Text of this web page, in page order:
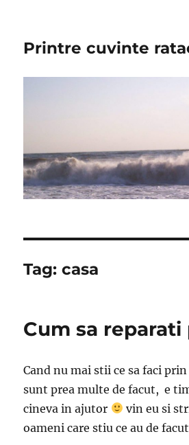
Printre cuvinte
Tag:casa
Cum sa
Cand nu mai stii ce sa faci prin
sunt prea multe de facut, e
cineva in ajutor
vin eu si
oameni care stiu ce au de